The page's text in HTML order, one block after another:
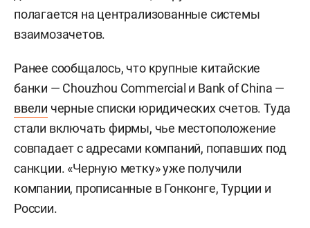
полагается на централизованные системы
взаимозачетов.
Ранее сообщалось, что крупные китайские
банки — Chouzhou Commercial и Bank of China —
ввели черные списки юридических счетов. Туда
стали включать фирмы, чье местоположение
совпадает с адресами компаний, попавших под
санкции. «Черную метку» уже получили
компании, прописанные в Гонконге, Турции и
России.